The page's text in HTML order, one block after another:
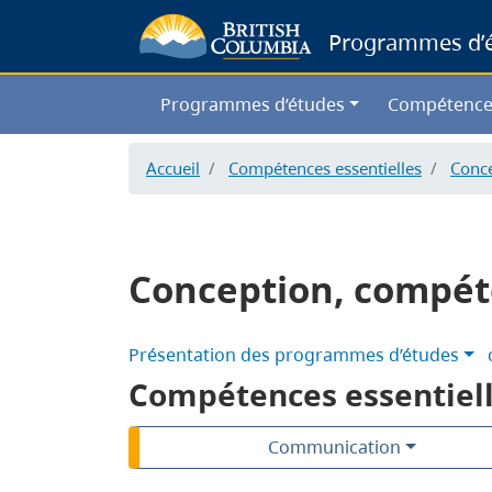
Programmes
Programmes d’études
Accueil Compétences essentielles
Conception,
Présentation des programmes d’études
Compétences
Communication